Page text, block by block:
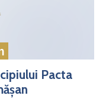
Pacta